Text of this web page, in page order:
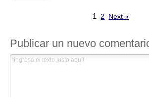
1 2 Next »
Publicar un nuevo